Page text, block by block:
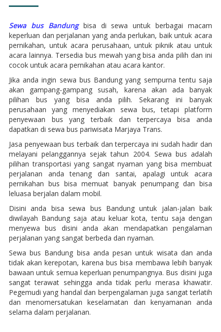
Sewa bus Bandungbisa di sewa untuk berbagai macam
keperluan dan perjalanan yang anda perlukan, baik untuk acara
pernikahan, untuk acara perusahaan, untuk piknik atau untuk
acara lainnya. Tersedia bus mewah yang bisa anda pilih dan ini
cocok untuk acara pernikahan atau acara kantor.
Jika anda ingin sewa bus Bandung yang sempurna tentu saja
akan gampang-gampang susah, karena akan ada banyak
pilihan bus yang bisa anda pilih. Sekarang ini banyak
perusahaan yang menyediakan sewa bus, tetapi platform
penyewaan bus yang terbaik dan terpercaya bisa anda
dapatkan di sewa bus pariwisata Marjaya Trans.
Jasa penyewaan bus terbaik dan terpercaya ini sudah hadir dan
melayani pelanggannya sejak tahun 2004. Sewa bus adalah
pilihan transportasi yang sangat nyaman yang bisa membuat
perjalanan anda tenang dan santai, apalagi untuk acara
pernikahan bus bisa memuat banyak penumpang dan bisa
leluasa berjalan dalam mobil.
Disini anda bisa sewa bus Bandung untuk jalan-jalan baik
diwilayah Bandung saja atau keluar kota, tentu saja dengan
menyewa bus disini anda akan mendapatkan pengalaman
perjalanan yang sangat berbeda dan nyaman.
Sewa bus Bandung bisa anda pesan untuk wisata dan anda
tidak akan kerepotan, karena bus bisa membawa lebih banyak
bawaan untuk semua keperluan penumpangnya. Bus disini juga
sangat terawat sehingga anda tidak perlu merasa khawatir.
Pegemudi yang handal dan berpengalaman juga sangat terlatih
dan menomersatukan keselamatan dan kenyamanan anda
selama dalam perjalanan.